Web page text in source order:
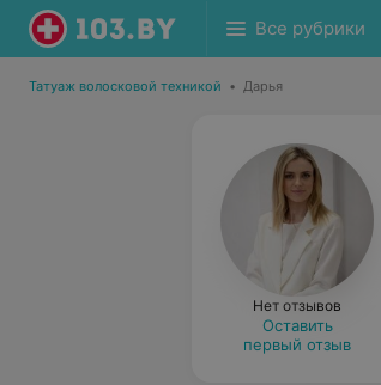
Все рубрики
Татуаж волосковой техникой • Дарья
Нет отзывов
Оставить
первый отзыв